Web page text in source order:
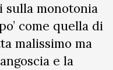
sulla monotonia
come quella di
malissimo ma
e la